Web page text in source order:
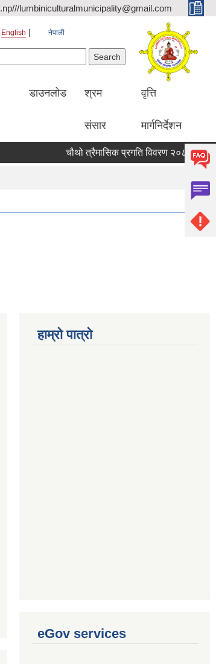
lumbiniculturalmunicipality@gmail.com
English नेपाली
डाउनलोड श्रम
संसार
वृत्ति
मार्गनिर्देशन
चौथो त्रैमासिक प्रगति विवरण २०८३ ।
हाम्रो पात्रो
eGov services